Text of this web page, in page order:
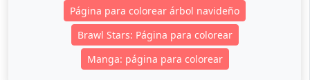
Página para colorear árbol navideño
Brawl Stars: Página para colorear
Manga: página para colorear